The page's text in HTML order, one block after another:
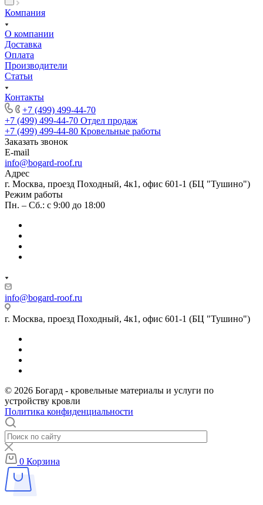
Компания
О компании
Доставка
Оплата
Производители
Статьи
Контакты
+7 (499) 499-44-70
+7 (499) 499-44-70 Отдел продаж
+7 (499) 499-44-80 Кровельные работы
Заказать звонок
E-mail
info@bogard-roof.ru
Адрес
г. Москва, проезд Походный, 4к1, офис 601-1 (БЦ "Тушино")
Режим работы
Пн. – Сб.: с 9:00 до 18:00
info@bogard-roof.ru
г. Москва, проезд Походный, 4к1, офис 601-1 (БЦ "Тушино")
© 2026 Богард - кровельные материалы и услуги по
устройству кровли
Политика конфиденциальности
0 Корзина